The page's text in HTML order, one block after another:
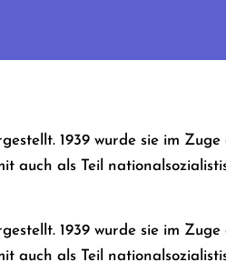
1939 wurde sie im
auch als Teil
1939 wurde sie im
auch als Teil